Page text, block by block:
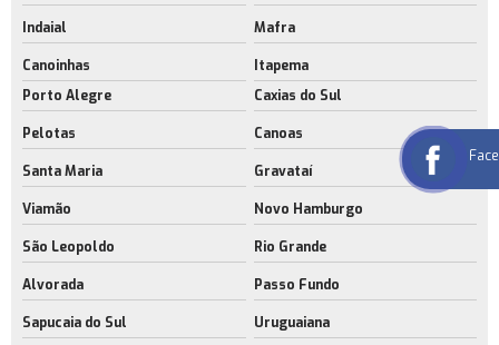
Indaial Mafra
Canoinhas
Itapema
Porto Alegre
Caxias do Sul
Pelotas Canoas
Santa Maria Gravataí
Viamão Novo Hamburgo
São Leopoldo Rio Grande
Alvorada Passo Fundo
Sapucaia do Sul Uruguaiana